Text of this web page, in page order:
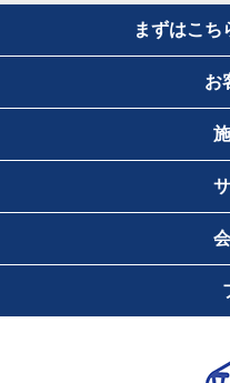
まずはこち
お